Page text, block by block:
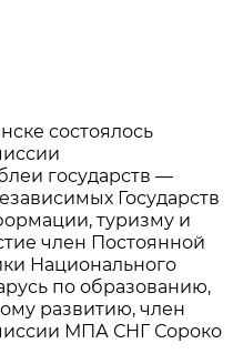
состоялось
государств —
Государств
туризму и
член Постоянной
Национального
по образованию,
развитию, член
МПА СНГ Сороко